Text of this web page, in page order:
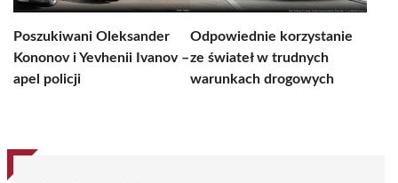
Poszukiwani Oleksander
Kononov i Yevhenii Ivanov –
apel policji
Odpowiednie korzystanie
ze świateł w trudnych
warunkach drogowych